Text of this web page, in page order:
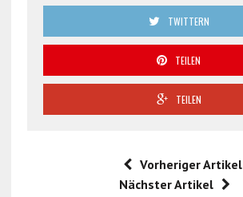
TWITTERN
TEILEN
TEILEN
Vorheriger Artikel
Nächster Artikel